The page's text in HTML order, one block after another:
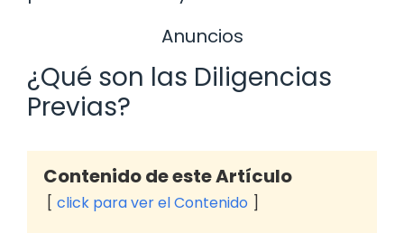
Anuncios
¿Qué son las Diligencias
Previas?
Contenido de este Artículo
click para ver el Contenido